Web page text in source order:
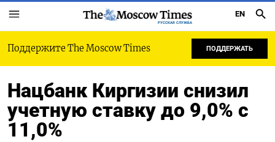
РУССКАЯ СЛУЖБА
EN
Поддержите The Moscow Times ПОДДЕРЖАТЬ
Нацбанк Киргизии снизил
учетную ставку до 9,0% с
11,0%